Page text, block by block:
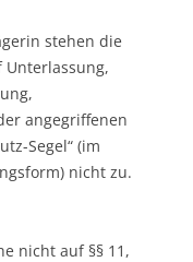
stehen die
angegriffenen
Segel“ (im
nicht zu.
nicht auf §§ 11,